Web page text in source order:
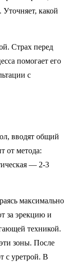
какой
Страх перед
помогает его
с
вводят общий
от метода:
— 2-3
максимально
за эрекцию и
техникой.
зоны. После
с уретрой. В